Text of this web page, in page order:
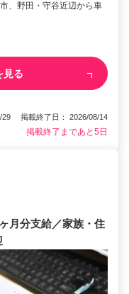
、野田・守谷近辺から車
見る
29 掲載終了日： 2026/08/14
掲載終了まであと5日
月分支給／家族・住